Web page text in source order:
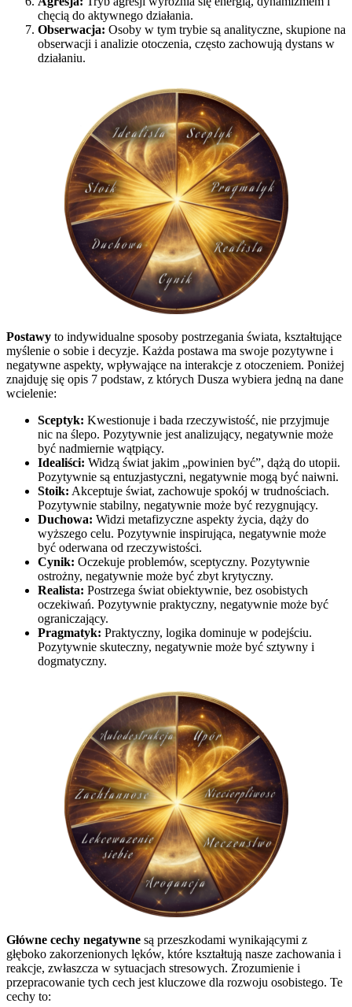
chęcią do aktywnego działania.
Obserwacja: Osoby w tym trybie są analityczne, skupione na
obserwacji i analizie otoczenia, często zachowują dystans w
działaniu.
Postawy to indywidualne sposoby postrzegania świata, kształtujące
myślenie o sobie i decyzje. Każda postawa ma swoje pozytywne i
negatywne aspekty, wpływające na interakcje z otoczeniem. Poniżej
znajduję się opis 7 podstaw, z których Dusza wybiera jedną na dane
wcielenie:
Sceptyk: Kwestionuje i bada rzeczywistość, nie przyjmuje
nic na ślepo. Pozytywnie jest analizujący, negatywnie może
być nadmiernie wątpiący.
Idealiści: Widzą świat jakim „powinien być”, dążą do utopii.
Pozytywnie są entuzjastyczni, negatywnie mogą być naiwni.
Stoik: Akceptuje świat, zachowuje spokój w trudnościach.
Pozytywnie stabilny, negatywnie może być rezygnujący.
Duchowa: Widzi metafizyczne aspekty życia, dąży do
wyższego celu. Pozytywnie inspirująca, negatywnie może
być oderwana od rzeczywistości.
Cynik: Oczekuje problemów, sceptyczny. Pozytywnie
ostrożny, negatywnie może być zbyt krytyczny.
Realista: Postrzega świat obiektywnie, bez osobistych
oczekiwań. Pozytywnie praktyczny, negatywnie może być
ograniczający.
Pragmatyk: Praktyczny, logika dominuje w podejściu.
Pozytywnie skuteczny, negatywnie może być sztywny i
dogmatyczny.
Główne cechy negatywne są przeszkodami wynikającymi z
głęboko zakorzenionych lęków, które kształtują nasze zachowania i
reakcje, zwłaszcza w sytuacjach stresowych. Zrozumienie i
przepracowanie tych cech jest kluczowe dla rozwoju osobistego. Te
cechy to: